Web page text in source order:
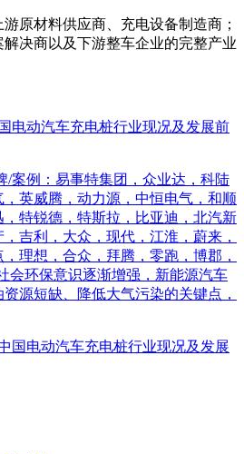
材料供应商、充电设备制造商；
决商以及下游整车企业的完整产业
电动汽车充电桩行业现况及发展前
/案例：易事特集团，众业达，科陆
英威腾，动力源，中恒电气，和顺
特锐德，特斯拉，比亚迪，北汽新
吉利，大众，现代，江淮，蔚来，
理想，合众，拜腾，零跑，博郡，
会环保意识逐渐增强，新能源汽车
源短缺、降低大气污染的关键点，